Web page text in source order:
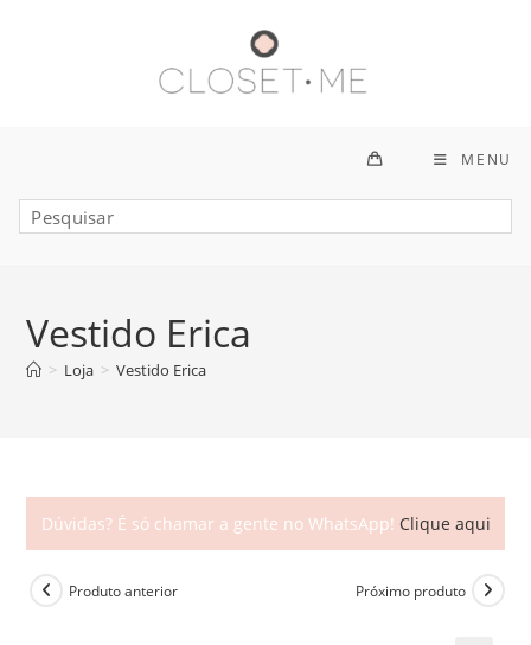
MENU
Vestido Erica
> Loja > Vestido Erica
Dúvidas? É só chamar a gente no WhatsApp! Clique aqui
Produto anterior Próximo produto